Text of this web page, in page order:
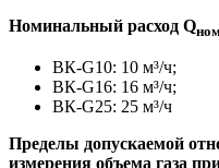
Номинальный расход Q
ВК-G10: 10 м³/ч;
ВК-G16: 16 м³/ч;
ВК-G25: 25 м³/ч
Пределы допускаемой
измерения объема газа